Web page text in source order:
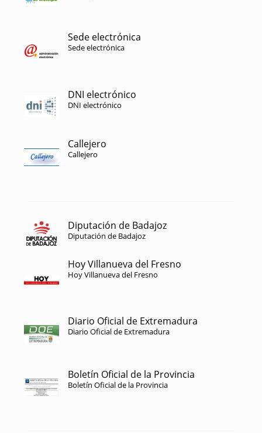
Sede electrónica
Sede electrónica
DNI electrónico
DNI electrónico
Callejero
Callejero
Diputación de Badajoz
Diputación de Badajoz
Hoy Villanueva del Fresno
Hoy Villanueva del Fresno
Diario Oficial de Extremadura
Diario Oficial de Extremadura
Boletín Oficial de la Provincia
Boletín Oficial de la Provincia